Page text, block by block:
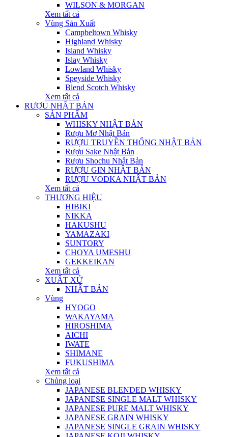
WILSON & MORGAN
Xem tất cả
Vùng Sản Xuất
Campbeltown Whisky
Highland Whisky
Island Whisky
Islay Whisky
Lowland Whisky
Speyside Whisky
Blend Scotch Whisky
Xem tất cả
RƯỢU NHẬT BẢN
SẢN PHẨM
WHISKY NHẬT BẢN
Rượu Mơ Nhật Bản
RƯỢU TRUYỀN THỐNG NHẬT BẢN
Rượu Sake Nhật Bản
Rượu Shochu Nhật Bản
RƯỢU GIN NHẬT BẢN
RƯỢU VODKA NHẬT BẢN
Xem tất cả
THƯƠNG HIỆU
HIBIKI
NIKKA
HAKUSHU
YAMAZAKI
SUNTORY
CHOYA UMESHU
GEKKEIKAN
Xem tất cả
XUẤT XỨ
NHẬT BẢN
Vùng
HYOGO
WAKAYAMA
HIROSHIMA
AICHI
IWATE
SHIMANE
FUKUSHIMA
Xem tất cả
Chủng loại
JAPANESE BLENDED WHISKY
JAPANESE SINGLE MALT WHISKY
JAPANESE PURE MALT WHISKY
JAPANESE GRAIN WHISKY
JAPANESE SINGLE GRAIN WHISKY